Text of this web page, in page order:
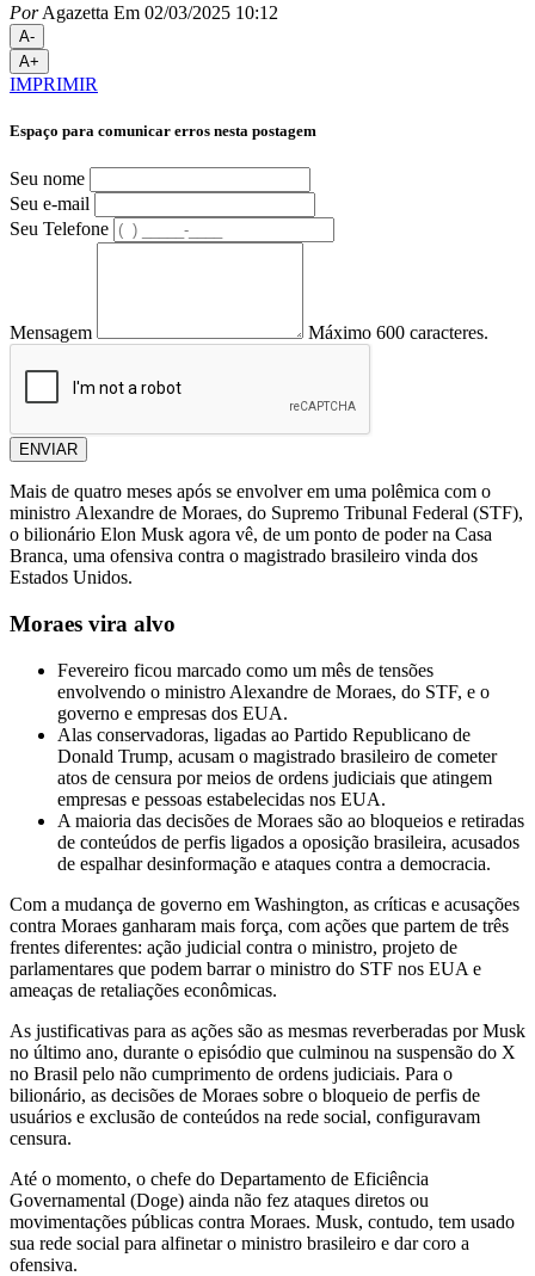
PorAgazetta Em 02/03/2025 10:12
A-
A+
IMPRIMIR
Espaço para comunicar erros nesta postagem
Seu nome
Seu e-mail
Seu Telefone
Mensagem Máximo 600 caracteres.
ENVIAR
Mais de quatro meses após se envolver em uma polêmica com o
ministro Alexandre de Moraes, do Supremo Tribunal Federal (STF),
o bilionário Elon Musk agora vê, de um ponto de poder na Casa
Branca, uma ofensiva contra o magistrado brasileiro vinda dos
Estados Unidos.
Moraes vira alvo
Fevereiro ficou marcado como um mês de tensões
envolvendo o ministro Alexandre de Moraes, do STF, e o
governo e empresas dos EUA.
Alas conservadoras, ligadas ao Partido Republicano de
Donald Trump, acusam o magistrado brasileiro de cometer
atos de censura por meios de ordens judiciais que atingem
empresas e pessoas estabelecidas nos EUA.
A maioria das decisões de Moraes são ao bloqueios e retiradas
de conteúdos de perfis ligados a oposição brasileira, acusados
de espalhar desinformação e ataques contra a democracia.
Com a mudança de governo em Washington, as críticas e acusações
contra Moraes ganharam mais força, com ações que partem de três
frentes diferentes: ação judicial contra o ministro, projeto de
parlamentares que podem barrar o ministro do STF nos EUA e
ameaças de retaliações econômicas.
As justificativas para as ações são as mesmas reverberadas por Musk
no último ano, durante o episódio que culminou na suspensão do X
no Brasil pelo não cumprimento de ordens judiciais. Para o
bilionário, as decisões de Moraes sobre o bloqueio de perfis de
usuários e exclusão de conteúdos na rede social, configuravam
censura.
Até o momento, o chefe do Departamento de Eficiência
Governamental (Doge) ainda não fez ataques diretos ou
movimentações públicas contra Moraes. Musk, contudo, tem usado
sua rede social para alfinetar o ministro brasileiro e dar coro a
ofensiva.